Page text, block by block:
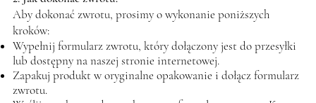
Aby dokonać zwrotu, prosimy o wykonanie poniższych
kroków:
Wypełnij formularz zwrotu, który dołączony jest do przesyłki
lub dostępny na naszej stronie internetowej.
Zapakuj produkt w oryginalne opakowanie i dołącz formularz
zwrotu.